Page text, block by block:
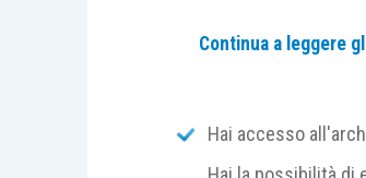
categorie catastali
Continua a leggere
Hai accesso